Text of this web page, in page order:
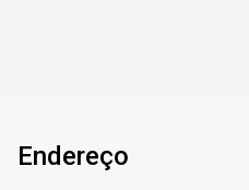
Endereço